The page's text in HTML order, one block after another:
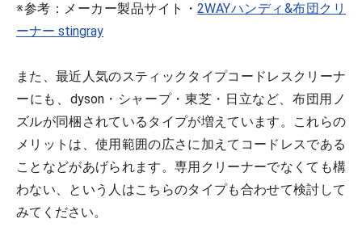
※参考：メーカー製品サイト・2WAYハンディ&布団クリ
ーナー stingray
また、最近人気のスティックタイプコードレスクリーナ
ーにも、dyson・シャープ・東芝・日立など、布団用ノ
ズルが同梱されているタイプが増えています。これらの
メリットは、使用範囲の広さに加えてコードレスである
ことなどがあげられます。専用クリーナーでなくても構
わない、という人はこちらのタイプも合わせて検討して
みてください。